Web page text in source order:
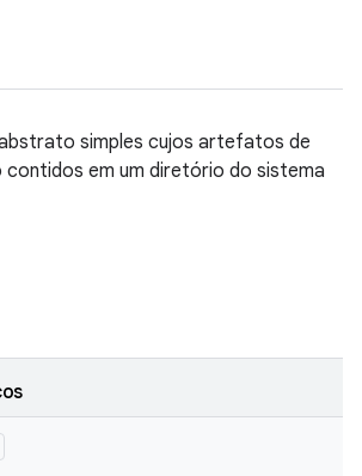
simples cujos artefatos de
em um diretório do sistema